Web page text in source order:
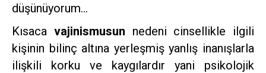
düşünüyorum…
Kısaca vajinismusun nedeni cinsellikle ilgili
kişinin bilinç altına yerleşmiş yanlış inanışlarla
ilişkili korku ve kaygılardır yani psikolojik